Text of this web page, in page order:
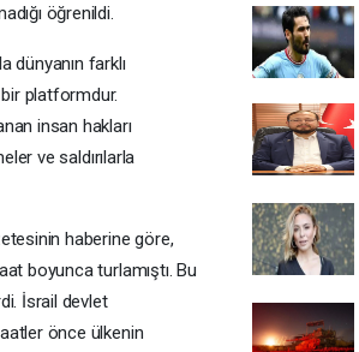
öğrenildi.
dünyanın farklı
platformdur.
insan hakları
ve saldırılarla
haberine göre,
boyunca turlamıştı. Bu
İsrail devlet
önce ülkenin